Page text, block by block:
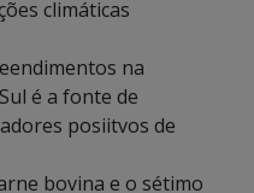
climáticas
na
é a fonte de
posiitvos de
bovina e o sétimo